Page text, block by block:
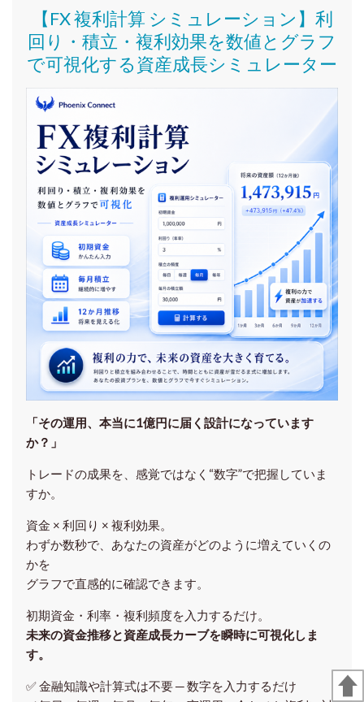
【FX 複利計算 シミュレーション】利
回り・積立・複利効果を数値とグラフ
で可視化する資産成長シミュレーター
「その運用、本当に1億円に届く設計になっています
か？」
トレードの成果を、感覚ではなく“数字”で把握していま
すか。
資金 × 利回り × 複利効果。
わずか数秒で、あなたの資産がどのように増えていくの
かを
グラフで直感的に確認できます。
初期資金・利率・複利頻度を入力するだけ。
未来の資金推移と資産成長カーブを瞬時に可視化しま
す。
✅ 金融知識や計算式は不要 ─ 数字を入力するだけ